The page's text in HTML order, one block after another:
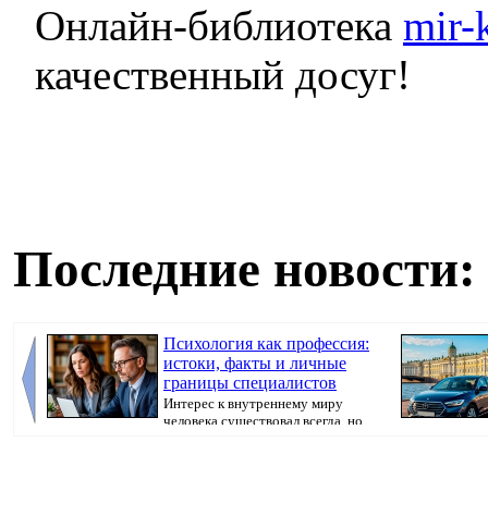
Онлайн-библиотека mir-
качественный досуг!
Последние новости:
Психология как профессия:
истоки, факты и личные
границы специалистов
Интерес к внутреннему миру
человека существовал всегда, но